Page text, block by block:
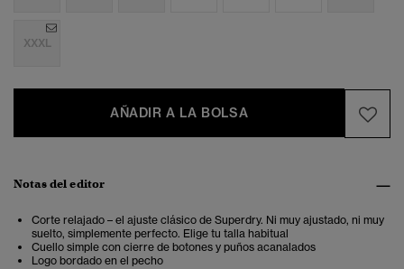
XXXL
AÑADIR A LA BOLSA
Notas del editor
Corte relajado – el ajuste clásico de Superdry. Ni muy ajustado, ni muy
suelto, simplemente perfecto. Elige tu talla habitual
Cuello simple con cierre de botones y puños acanalados
Logo bordado en el pecho